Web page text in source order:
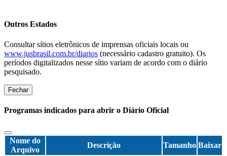
Outros Estados
Consultar sítios eletrônicos de imprensas oficiais locais ou
www.jusbrasil.com.br/diarios (necessário cadastro gratuito). Os
períodos digitalizados nesse sítio variam de acordo com o diário
pesquisado.
Fechar
Programas indicados para abrir o Diário Oficial
Nome do
Arquivo
Descrição Tamanho Baixar